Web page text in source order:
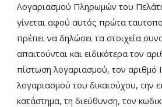
Λογαριασμού Πληρωμών του
γίνεται αφού αυτός πρώτα
πρέπει να δηλώσει τα στοιχεία
απαιτούνται και ειδικότερα τον
πίστωση λογαριασμού, τον αριθμό
λογαριασμού του δικαιούχου, την
κατάστημα, τη διεύθυνση, τον